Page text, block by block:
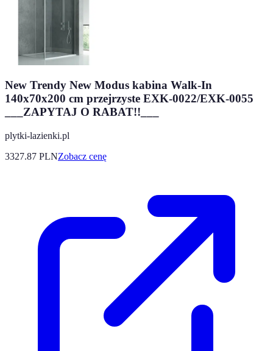
New Trendy New Modus kabina Walk-In
140x70x200 cm przejrzyste EXK-0022/EXK-0055
___ZAPYTAJ O RABAT!!___
plytki-lazienki.pl
3327.87 PLNZobacz cenę